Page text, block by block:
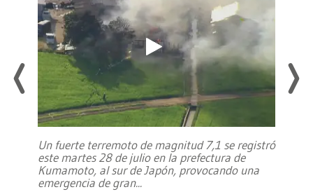
Un fuerte terremoto de magnitud 7,1 se registró
este martes 28 de julio en la prefectura de
Kumamoto, al sur de Japón, provocando una
emergencia de gran...